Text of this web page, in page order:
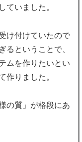
ていました。
け付けていたので
るということで、
ムを作りたいとい
作りました。
の質」が格段にあ